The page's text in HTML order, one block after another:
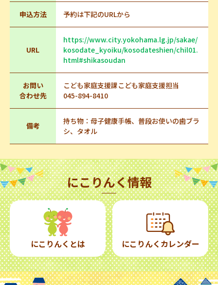
申込方法 予約は下記のURLから
URL
https://www.city.yokohama.lg.jp/sakae/
kosodate_kyoiku/kosodateshien/chil01.
html#shikasoudan
お問い
合わせ先
こども家庭支援課こども家庭支援担当
045-894-8410
備考
持ち物：母子健康手帳、普段お使いの歯ブラ
シ、タオル
にこりんく情報
にこりんくとは にこりんくカレンダー